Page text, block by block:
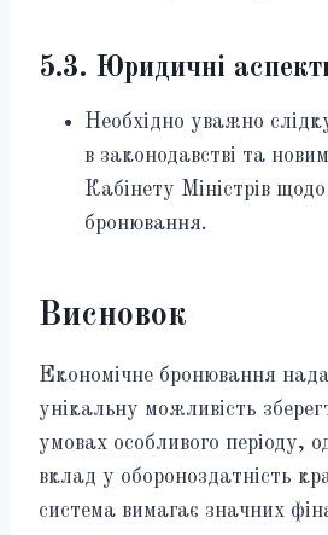
5.3. Юридичні
Необхідно уважно
в законодавстві та
Кабінету Міністрів
бронювання.
Висновок
Економічне бронювання
унікальну можливість
умовах особливого періоду,
вклад у обороноздатність
система вимагає значних